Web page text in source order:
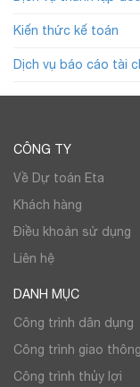
Kiến thức kế toán
Dịch vụ báo cáo tài
CÔNG TY
Về Dự toán Eta
Khách hàng
Điều khoản sử dụng
Liên hệ
DANH MỤC
Công trình dân dụng
Công trình giao thông
Công trình thủy lợi